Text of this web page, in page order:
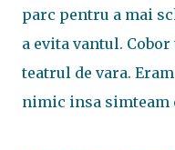
parc pentru a mai
a evita vantul.
teatrul de vara.
nimic insa simteam